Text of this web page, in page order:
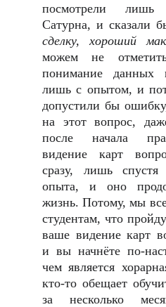
посмотрели лишь
Сатурна, и сказали
сделку, хороший
можем не
понимание данных
лишь с опытом, и
допустили бы
на этот вопрос,
после начала
видение карт
сразу, лишь
опыта, и оно
жизнь. Потому, мы
студентам, что
ваше видение карт
и вы начнёте по-
чем является
кто-то обещает
за несколько